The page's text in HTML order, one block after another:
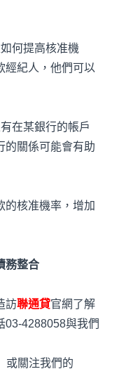
何提高核准機
經紀人，他們可以
在某銀行的帳戶
的關係可能會有助
的核准機率，增加
務整合
訪聯通貸官網了解
03-4288058與我們
或關注我們的